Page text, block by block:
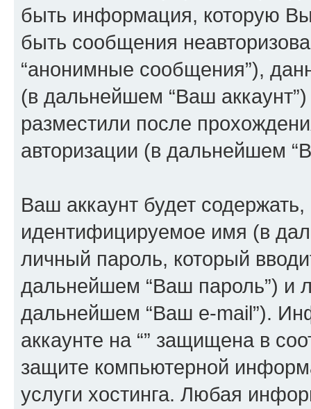
быть информация, которую
быть сообщения
“анонимные сообщения”),
(в дальнейшем “Ваш
разместили после
авторизации (в дальнейшем
Ваш аккаунт будет
идентифицируемое имя (в
личный пароль, который
дальнейшем “Ваш пароль”) и
дальнейшем “Ваш e-mail”).
аккаунте на “” защищена в
защите компьютерной
услуги хостинга. Любая